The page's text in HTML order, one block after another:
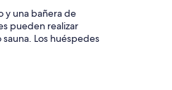
y una bañera de
pueden realizar
Los huéspedes